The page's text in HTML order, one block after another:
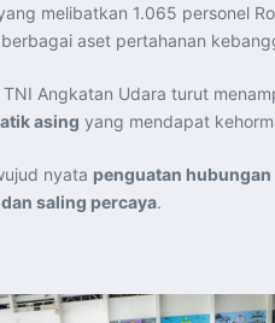
melibatkan 1.065 personel
aset pertahanan
TNI Angkatan Udara turut
asing yang mendapat
nyata penguatan
saling percaya.